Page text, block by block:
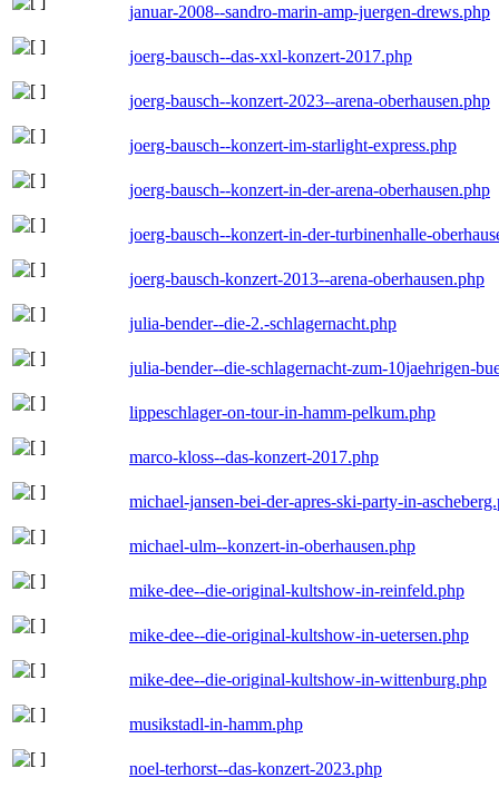
januar-2008--sandro-marin-amp-juergen-drews.php
joerg-bausch--das-xxl-konzert-2017.php
joerg-bausch--konzert-2023--arena-oberhausen.php
joerg-bausch--konzert-im-starlight-express.php
joerg-bausch--konzert-in-der-arena-oberhausen.php
joerg-bausch--konzert-in-der-turbinenhalle-
joerg-bausch-konzert-2013--arena-oberhausen.php
julia-bender--die-2.-schlagernacht.php
julia-bender--die-schlagernacht-zum-10jaehrigen-
lippeschlager-on-tour-in-hamm-pelkum.php
marco-kloss--das-konzert-2017.php
michael-jansen-bei-der-apres-ski-party-in-
michael-ulm--konzert-in-oberhausen.php
mike-dee--die-original-kultshow-in-reinfeld.php
mike-dee--die-original-kultshow-in-uetersen.php
mike-dee--die-original-kultshow-in-wittenburg.php
musikstadl-in-hamm.php
noel-terhorst--das-konzert-2023.php